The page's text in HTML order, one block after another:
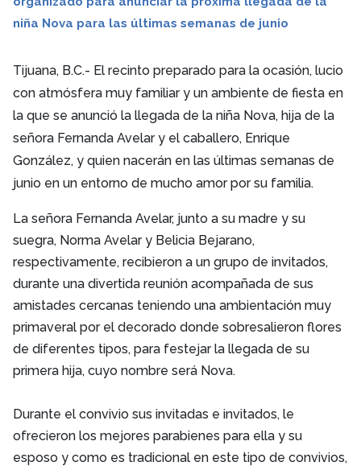
niña Nova para las últimas semanas de junio
Tijuana, B.C.- El recinto preparado para la ocasión, lucio
con atmósfera muy familiar y un ambiente de fiesta en
la que se anunció la llegada de la niña Nova, hija de la
señora Fernanda Avelar y el caballero, Enrique
González, y quien nacerán en las últimas semanas de
junio en un entorno de mucho amor por su familia.
La señora Fernanda Avelar, junto a su madre y su
suegra, Norma Avelar y Belicia Bejarano,
respectivamente, recibieron a un grupo de invitados,
durante una divertida reunión acompañada de sus
amistades cercanas teniendo una ambientación muy
primaveral por el decorado donde sobresalieron flores
de diferentes tipos, para festejar la llegada de su
primera hija, cuyo nombre será Nova.
Durante el convivio sus invitadas e invitados, le
ofrecieron los mejores parabienes para ella y su
esposo y como es tradicional en este tipo de convivios,